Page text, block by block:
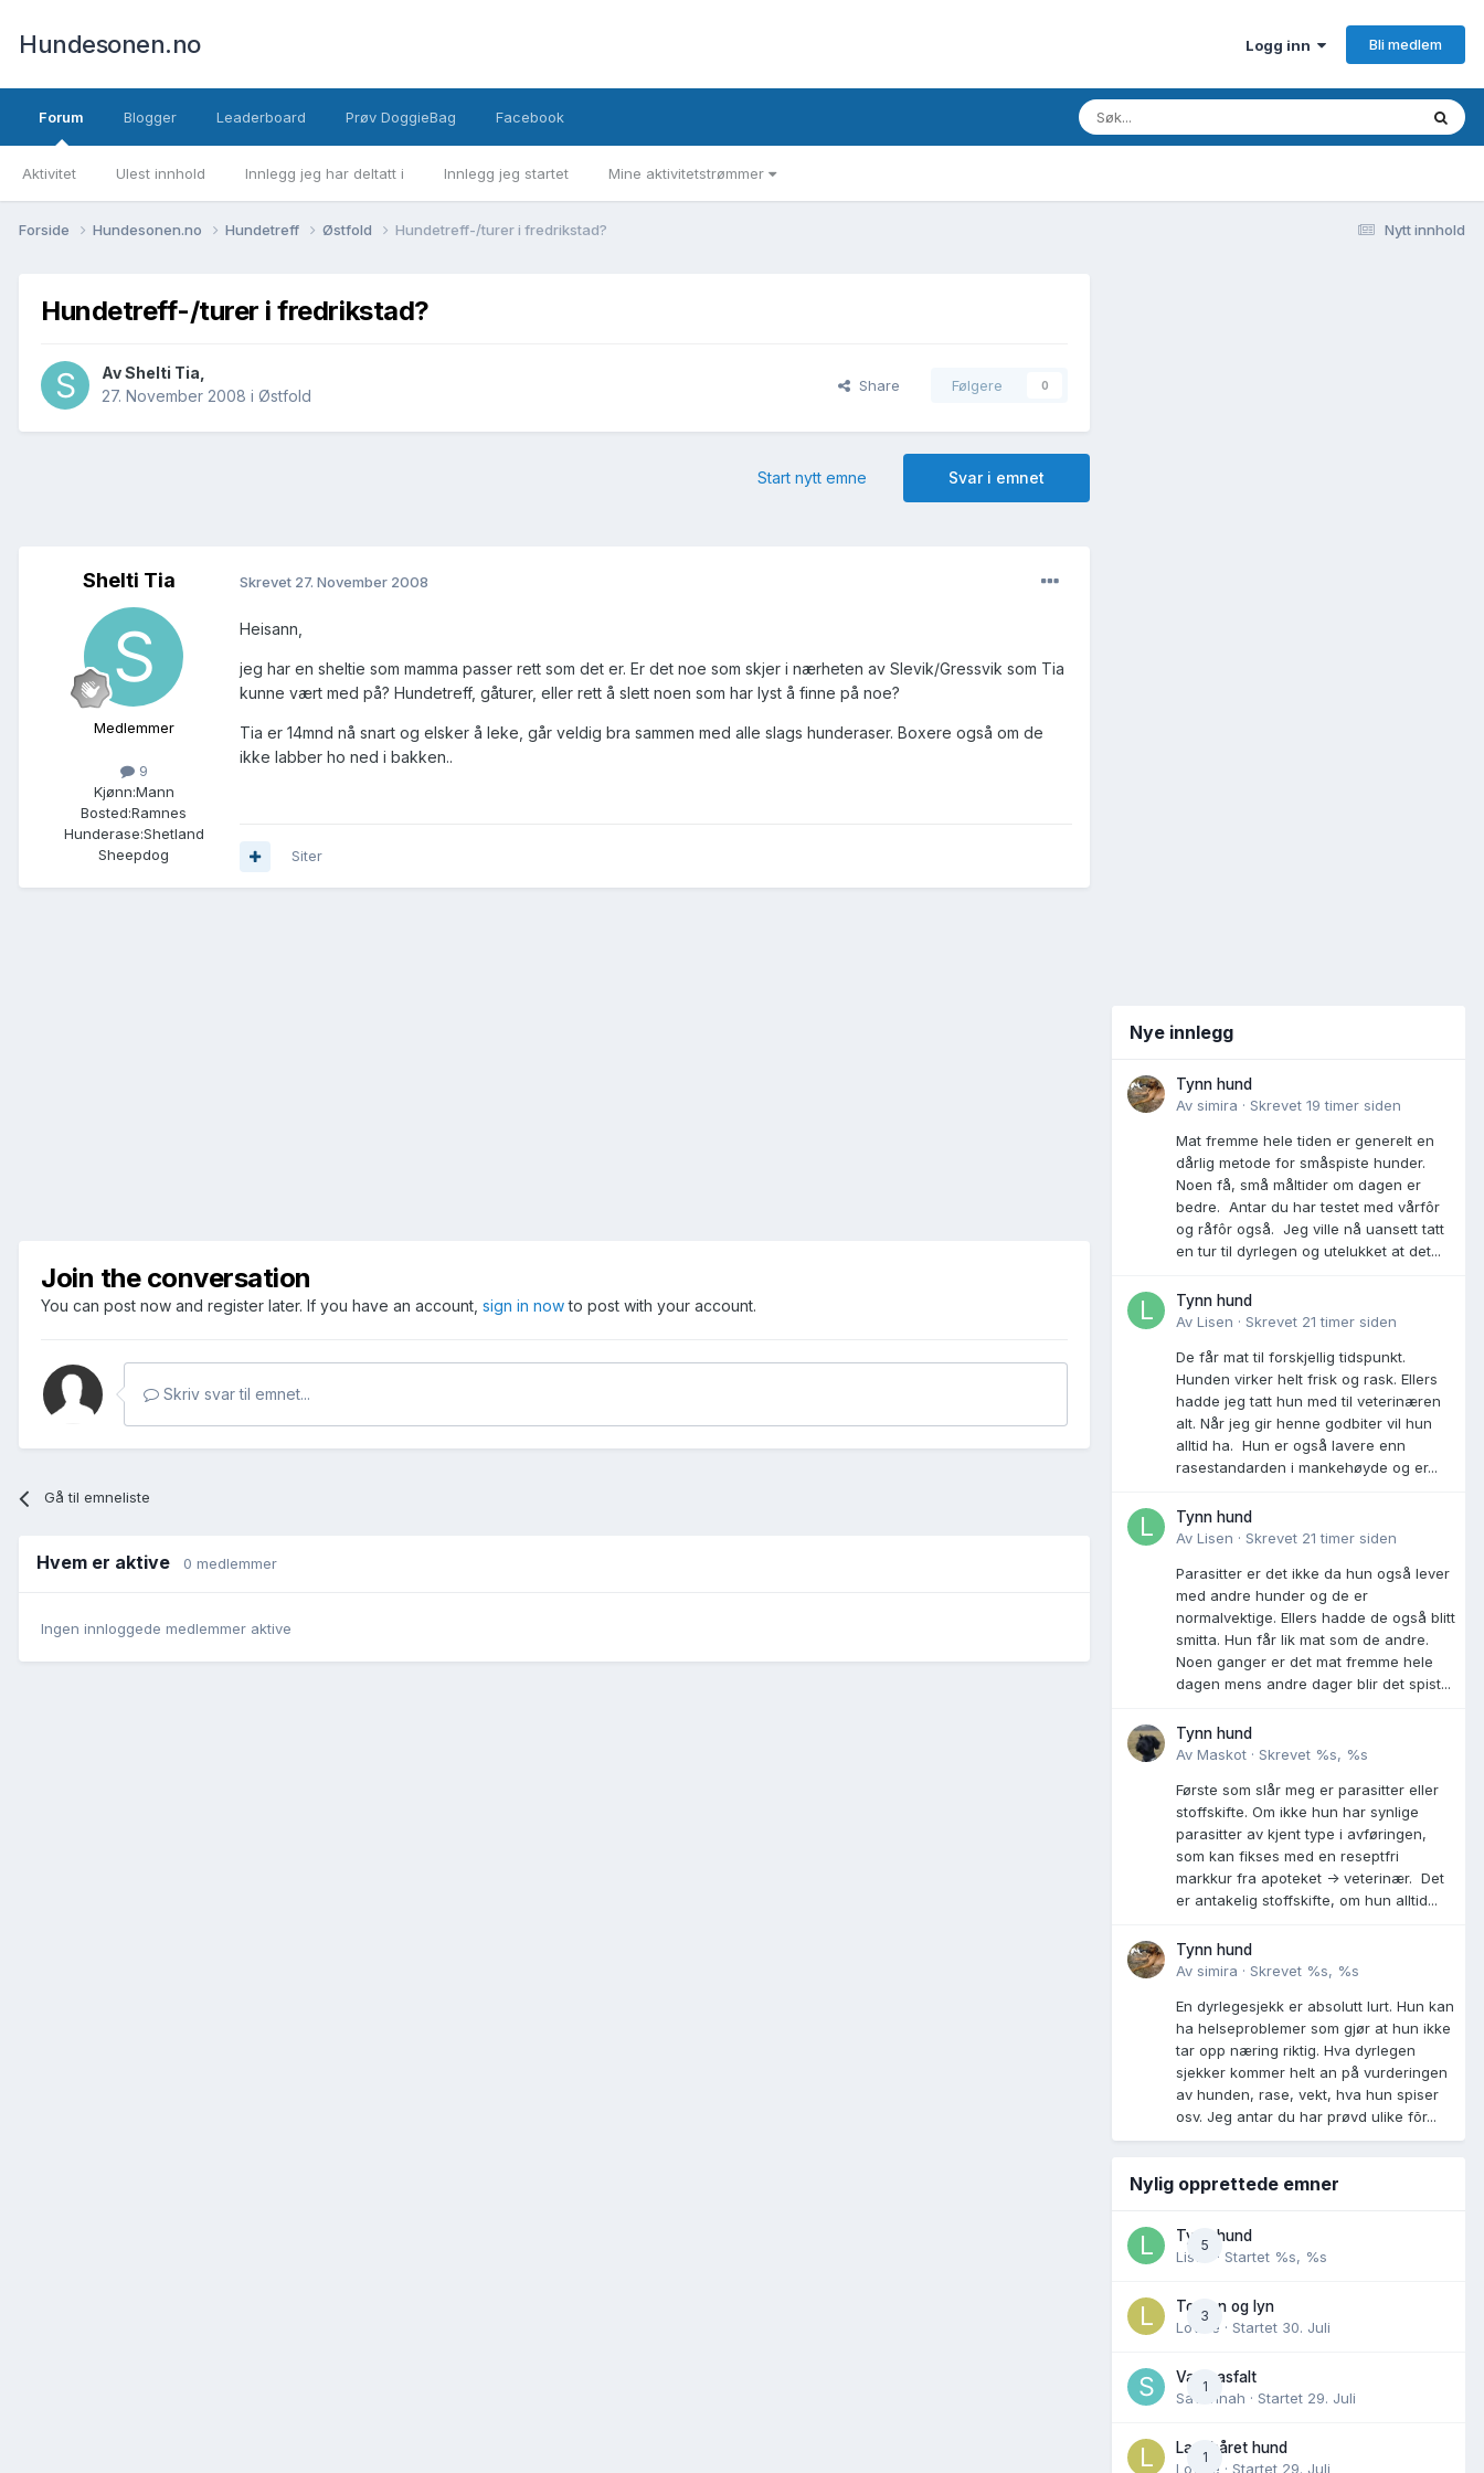
Hundesonen.no Logg inn Bli medlem
Forum
Aktivitet Ulest innhold Innlegg jeg har deltatt i Innlegg jeg startet Mine aktivitetstrømmer
Blogger Leaderboard Prøv DoggieBag Facebook
Nytt innhold
Forside Hundesonen.no Hundetreff Østfold Hundetreff-/turer i fredrikstad?
Hundetreff-/turer i fredrikstad?
AvShelti Tia
27. November 2008 i Østfold
Share Følgere 0
Svar i emnet
Start nytt emne
Shelti Tia
Medlemmer
9
Kjønn:Mann
Bosted:Ramnes
Hunderase:Shetland
Sheepdog
Skrevet 27. November 2008
Heisann,
jeg har en sheltie som mamma passer rett som det er. Er det noe som skjer i nærheten av Slevik/Gressvik som Tia
kunne vært med på? Hundetreff, gåturer, eller rett å slett noen som har lyst å finne på noe?
Tia er 14mnd nå snart og elsker å leke, går veldig bra sammen med alle slags hunderaser. Boxere også om de
ikke labber ho ned i bakken..
Siter
Join the conversation
You can post now and register later. If you have an account, sign in nowto post with your account.
Skriv svar til emnet...
Gå til emneliste
Hvem er aktive 0 medlemmer
Ingen innloggede medlemmer aktive
Nye innlegg
Tynn hund
Av simira · Skrevet 19 timer siden
Mat fremme hele tiden er generelt en
dårlig metode for småspiste hunder.
Noen få, små måltider om dagen er
bedre. Antar du har testet med vårfôr
og råfôr også. Jeg ville nå uansett tatt
en tur til dyrlegen og utelukket at det...
Tynn hund
Av Lisen · Skrevet 21 timer siden
De får mat til forskjellig tidspunkt.
Hunden virker helt frisk og rask. Ellers
hadde jeg tatt hun med til veterinæren
alt. Når jeg gir henne godbiter vil hun
alltid ha. Hun er også lavere enn
rasestandarden i mankehøyde og er...
Tynn hund
Av Lisen · Skrevet 21 timer siden
Parasitter er det ikke da hun også lever
med andre hunder og de er
normalvektige. Ellers hadde de også blitt
smitta. Hun får lik mat som de andre.
Noen ganger er det mat fremme hele
dagen mens andre dager blir det spist...
Tynn hund
Av Maskot · Skrevet %s, %s
Første som slår meg er parasitter eller
stoffskifte. Om ikke hun har synlige
parasitter av kjent type i avføringen,
som kan fikses med en reseptfri
markkur fra apoteket -> veterinær. Det
er antakelig stoffskifte, om hun alltid...
Tynn hund
Av simira · Skrevet %s, %s
En dyrlegesjekk er absolutt lurt. Hun kan
ha helseproblemer som gjør at hun ikke
tar opp næring riktig. Hva dyrlegen
sjekker kommer helt an på vurderingen
av hunden, rase, vekt, hva hun spiser
osv. Jeg antar du har prøvd ulike fõr...
Nylig opprettede emner
5
Tynn hund
Lisen
· Startet %s, %s
3
Torden og lyn
Lovise · Startet 30. Juli
1
Varm asfalt
Savannah · Startet 29. Juli
1
Langhåret hund
Lovise · Startet 29. Juli